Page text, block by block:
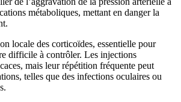
métaboliques, mettant en danger la
locale des corticoïdes, essentielle pour
difficile à contrôler. Les injections
mais leur répétition fréquente peut
telles que des infections oculaires ou